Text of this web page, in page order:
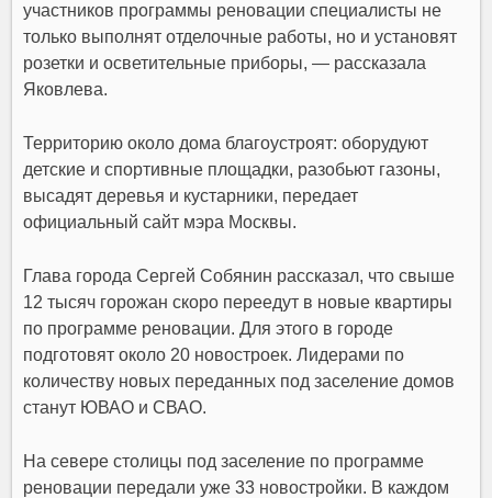
участников программы реновации специалисты не
только выполнят отделочные работы, но и установят
розетки и осветительные приборы, — рассказала
Яковлева.
Территорию около дома благоустроят: оборудуют
детские и спортивные площадки, разобьют газоны,
высадят деревья и кустарники, передает
официальный сайт мэра Москвы.
Глава города Сергей Собянин рассказал, что свыше
12 тысяч горожан скоро переедут в новые квартиры
по программе реновации. Для этого в городе
подготовят около 20 новостроек. Лидерами по
количеству новых переданных под заселение домов
станут ЮВАО и СВАО.
На севере столицы под заселение по программе
реновации передали уже 33 новостройки. В каждом